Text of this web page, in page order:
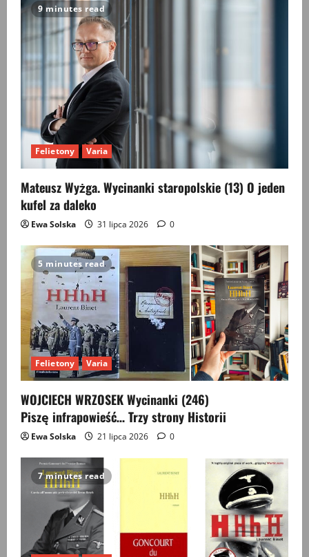
9 minutes read
Felietony Varia
Mateusz Wyżga. Wycinanki staropolskie (13) O jeden
kufel za daleko
Ewa Solska 31 lipca 2026 0
5 minutes read
Felietony Varia
WOJCIECH WRZOSEK Wycinanki (246)
Piszę infrapowieść… Trzy strony Historii
Ewa Solska 21 lipca 2026 0
7 minutes read